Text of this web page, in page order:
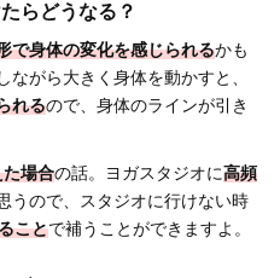
らどうなる？
で身体の変化を感じられるかも
ながら大きく身体を動かすと、
れるので、身体のラインが引き
場合の話。ヨガスタジオに高頻
うので、スタジオに行けない時
ことで補うことができますよ。